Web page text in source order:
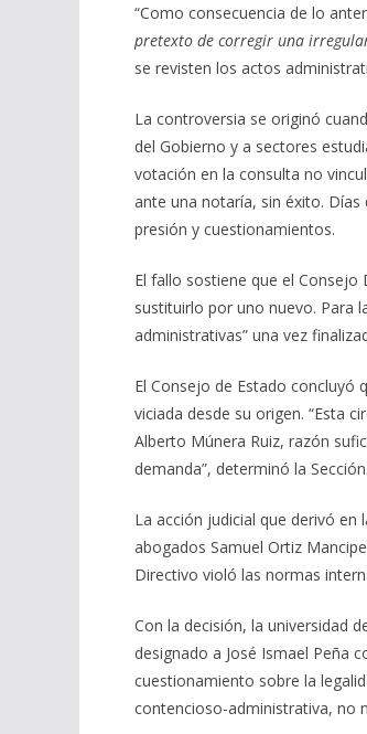
“Como consecuencia de lo
pretexto de corregir una
se revisten los actos
La controversia se originó
del Gobierno y a sectores
votación en la consulta no
ante una notaría, sin éxito.
presión y cuestionamientos.
El fallo sostiene que el
sustituirlo por uno nuevo. Para
administrativas” una vez
El Consejo de Estado concluyó
viciada desde su origen. “Esta
Alberto Múnera Ruiz, razón
demanda”, determinó la Sección.
La acción judicial que derivó en
abogados Samuel Ortiz
Directivo violó las normas
Con la decisión, la universidad
designado a José Ismael Peña
cuestionamiento sobre la
contencioso-administrativa, no